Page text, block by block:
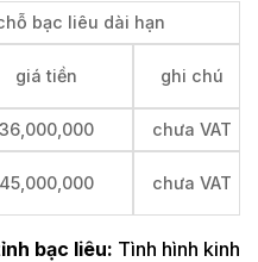
bạc liêu dài hạn
giá tiền ghi chú
36,000,000 chưa VAT
45,000,000 chưa VAT
bạc liêu: Tình hình kinh